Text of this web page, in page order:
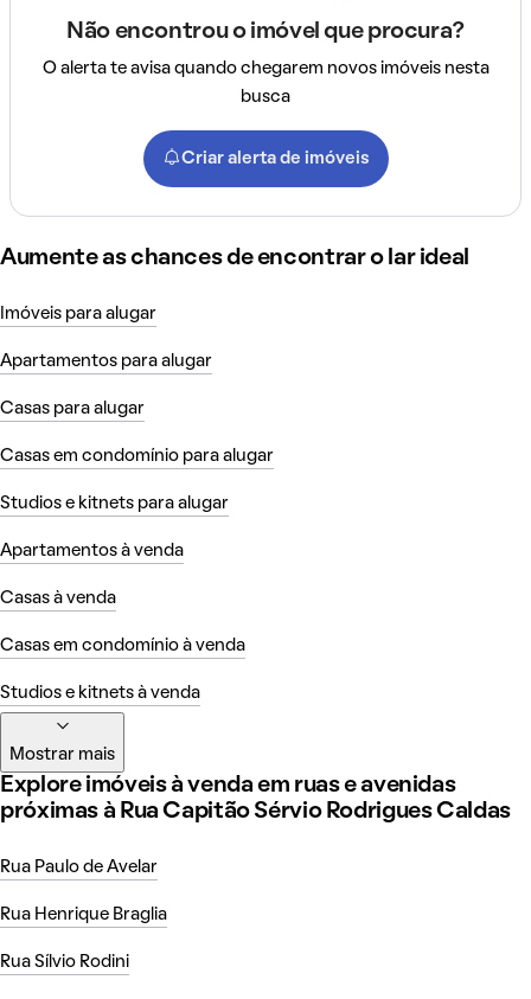
Não encontrou o imóvel que procura?
O alerta te avisa quando chegarem novos imóveis nesta
busca
Criar alerta de imóveis
Aumente as chances de encontrar o lar ideal
Imóveis para alugar
Apartamentos para alugar
Casas para alugar
Casas em condomínio para alugar
Studios e kitnets para alugar
Apartamentos à venda
Casas à venda
Casas em condomínio à venda
Studios e kitnets à venda
Mostrar mais
Explore imóveis à venda em ruas e avenidas
próximas à Rua Capitão Sérvio Rodrigues Caldas
Rua Paulo de Avelar
Rua Henrique Braglia
Rua Sílvio Rodini